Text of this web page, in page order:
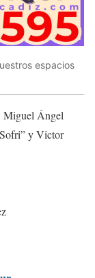
espacios
Miguel Ángel
y Victor